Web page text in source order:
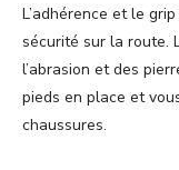
L’adhérence et le
sécurité sur la route.
l’abrasion et des
pieds en place et
chaussures.